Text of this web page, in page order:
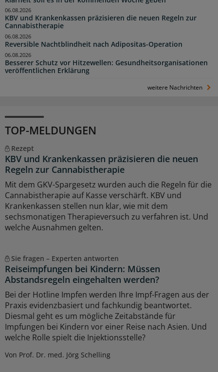
KBV und Krankenkassen präzisieren die neuen Regeln zur
Cannabistherapie
06.08.2026
Reversible Nachtblindheit nach Adipositas-Operation
06.08.2026
Besserer Schutz vor Hitzewellen: Gesundheitsorganisationen
veröffentlichen Erklärung
06.08.2026
weitere Nachrichten
TOP-MELDUNGEN
Rezept
KBV und Krankenkassen präzisieren die neuen
Regeln zur Cannabistherapie
Mit dem GKV-Spargesetz wurden auch die Regeln für die
Cannabistherapie auf Kasse verschärft. KBV und
Krankenkassen stellen nun klar, wie mit dem
sechsmonatigen Therapieversuch zu verfahren ist. Und
welche Ausnahmen gelten.
Sie fragen – Experten antworten
Reiseimpfungen bei Kindern: Müssen
Abstandsregeln eingehalten werden?
Bei der Hotline Impfen werden Ihre Impf-Fragen aus der
Praxis evidenzbasiert und fachkundig beantwortet.
Diesmal geht es um mögliche Zeitabstände für
Impfungen bei Kindern vor einer Reise nach Asien. Und
welche Rolle spielt die Injektionsstelle?
Von Prof. Dr. med. Jörg Schelling